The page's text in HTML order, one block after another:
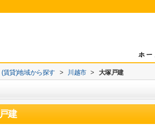
(賃貸)地域から探す > 川越市 > 大塚戸建
建